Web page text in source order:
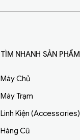
TÌM NHANH SẢN PHẨM
Máy Chủ
Máy Trạm
Linh Kiện (Accessories)
Hàng Cũ